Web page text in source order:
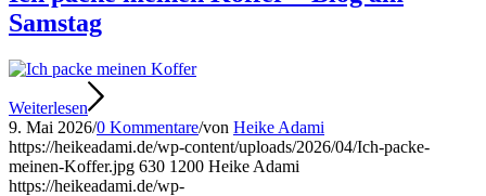
Samstag
Weiterlesen
9. Mai 2026/0 Kommentare/von Heike Adami
https://heikeadami.de/wp-content/uploads/2026/04/Ich-packe-
meinen-Koffer.jpg 630 1200 Heike Adami
https://heikeadami.de/wp-